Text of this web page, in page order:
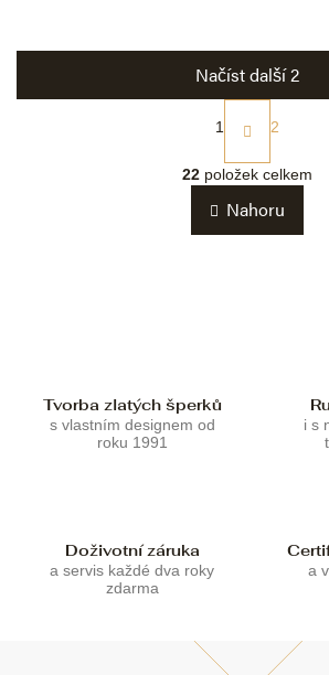
v
l
á
d
Načíst další 2
S
t
á
n
k
1 2
22 položek celkem
Nahoru
Tvorba zlatých šperků
s vlastním designem od
roku 1991
i s
Doživotní záruka
a servis každé dva roky
zdarma
a